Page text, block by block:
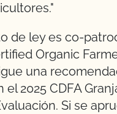
de ley es co-
Organic
una
2025 CDFA
Si se